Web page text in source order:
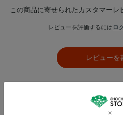
この商品に寄せられたカスタマーレ
レビューを評価するには ロ
レビューを